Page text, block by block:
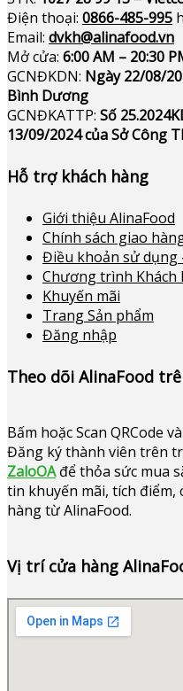
Điện thoại: 0866-485-995
Email: dvkh@alinafood.vn
Mở cửa: 6:00 AM – 20:30
GCNĐKDN: Ngày 22/08/
Bình Dương
GCNĐKATTP: Số
13/09/2024 của Sở Công
Hỗ trợ khách hàng
Giới thiệu AlinaFood
Chính sách giao
Điều khoản sử dụng
Chương trình
Khuyến mãi
Trang Sản phẩm
Đăng nhập
Theo dõi AlinaFood
Bấm hoặcScan QRCode
Đăng ký thành viên trên
ZaloOAđể thỏa sức mua
tin khuyến mãi, tích điểm,
hàng từ AlinaFood.
Vị trí cửa hàng